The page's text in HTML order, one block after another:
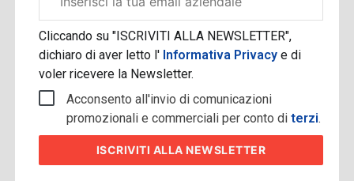
aziendale
Cliccando su "ISCRIVITI ALLA NEWSLETTER",
dichiaro di aver letto l' Informativa Privacye di
voler ricevere la Newsletter.
Acconsento all'invio di comunicazioni
promozionali e commerciali per conto diterzi.
ISCRIVITI ALLA NEWSLETTER